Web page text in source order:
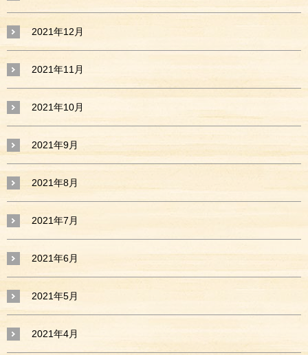
2021年12月
2021年11月
2021年10月
2021年9月
2021年8月
2021年7月
2021年6月
2021年5月
2021年4月